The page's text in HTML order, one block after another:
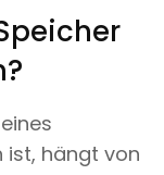
ist, hängt von